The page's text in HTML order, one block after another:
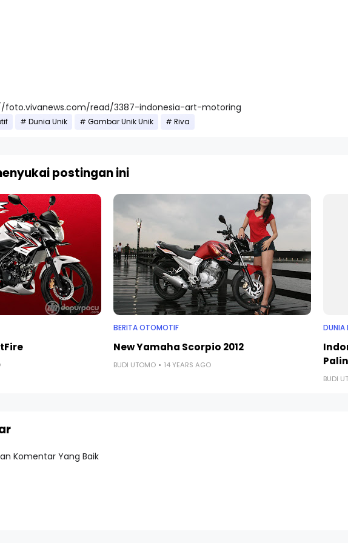
foto.vivanews.com/read/3387-indonesia-art-motoring
Dunia Unik Gambar Unik Unik Riva
postingan ini
BERITA OTOMOTIF
New Yamaha Scorpio 2012
BUDI UTOMO 14 YEARS AGO
DUNIA
BUDI
Komentar Yang Baik